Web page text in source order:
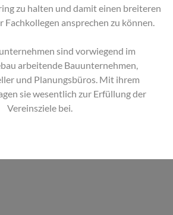
zu halten und damit einen breiteren
Fachkollegen ansprechen zu können.
sind vorwiegend im
arbeitende Bauunternehmen,
und Planungsbüros. Mit ihrem
sie wesentlich zur Erfüllung der
Vereinsziele bei.